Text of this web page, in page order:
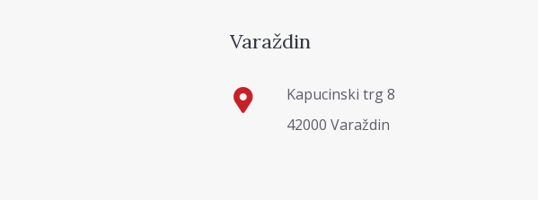
Varaždin
Kapucinski trg 8
42000 Varaždin